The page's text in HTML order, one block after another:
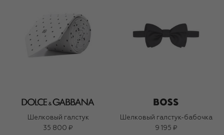
Шелковый галстук
35 800 ₽
Шелковый галстук-бабочка
9 195 ₽